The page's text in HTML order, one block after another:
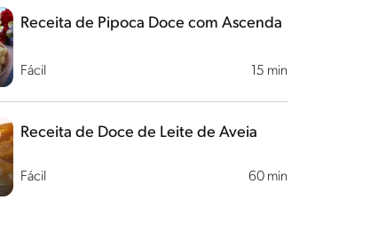
Fácil 15 min
Receita de Pipoca Doce com Ascenda
Fácil 60 min
Receita de Doce de Leite de Aveia